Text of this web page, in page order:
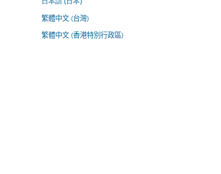
繁體中文 (台灣)
繁體中文 (香港特別行政區)